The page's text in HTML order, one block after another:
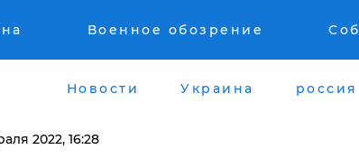
Военное обозрение
Новости Украина россия
2022, 16:28